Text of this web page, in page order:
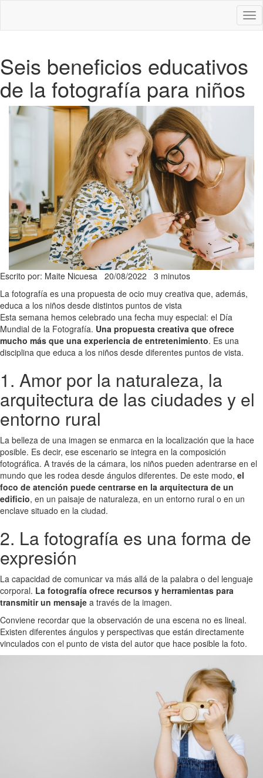
Seis beneficios educativos
de la fotografía para niños
Escrito por: Maite Nicuesa 20/08/2022 3 minutos
La fotografía es una propuesta de ocio muy creativa que, además,
educa a los niños desde distintos puntos de vista
Esta semana hemos celebrado una fecha muy especial: el Día
Mundial de la Fotografía. Una propuesta creativa que ofrece
mucho más que una experiencia de entretenimiento. Es una
disciplina que educa a los niños desde diferentes puntos de vista.
1. Amor por la naturaleza, la
arquitectura de las ciudades y el
entorno rural
La belleza de una imagen se enmarca en la localización que la hace
posible. Es decir, ese escenario se integra en la composición
fotográfica. A través de la cámara, los niños pueden adentrarse en el
mundo que les rodea desde ángulos diferentes. De este modo, el
foco de atención puede centrarse en la arquitectura de un
edificio, en un paisaje de naturaleza, en un entorno rural o en un
enclave situado en la ciudad.
2. La fotografía es una forma de
expresión
La capacidad de comunicar va más allá de la palabra o del lenguaje
corporal. La fotografía ofrece recursos y herramientas para
transmitir un mensaje a través de la imagen.
Conviene recordar que la observación de una escena no es lineal.
Existen diferentes ángulos y perspectivas que están directamente
vinculados con el punto de vista del autor que hace posible la foto.